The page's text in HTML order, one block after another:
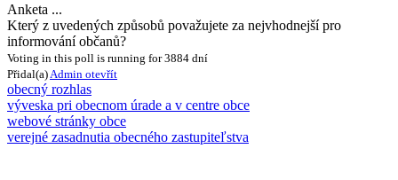
Anketa ...
Který z uvedených způsobů považujete za nejvhodnejší pro
informování občanů?
Voting in this poll is running for 3884 dní
Přidal(a) Admin otevřít
obecný rozhlas
výveska pri obecnom úrade a v centre obce
webové stránky obce
verejné zasadnutia obecného zastupiteľstva